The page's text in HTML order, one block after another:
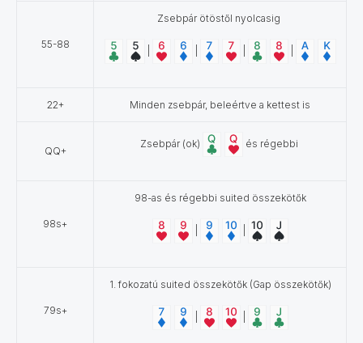
55-88
Zsebpár ötöstől nyolcasig
22+ Minden zsebpár, beleértve a kettest is
QQ+
Zsebpár (ok) és régebbi
98s+
98-as és régebbi suited összekötők
79s+
1. fokozatú suited összekötők (Gap összekötők)